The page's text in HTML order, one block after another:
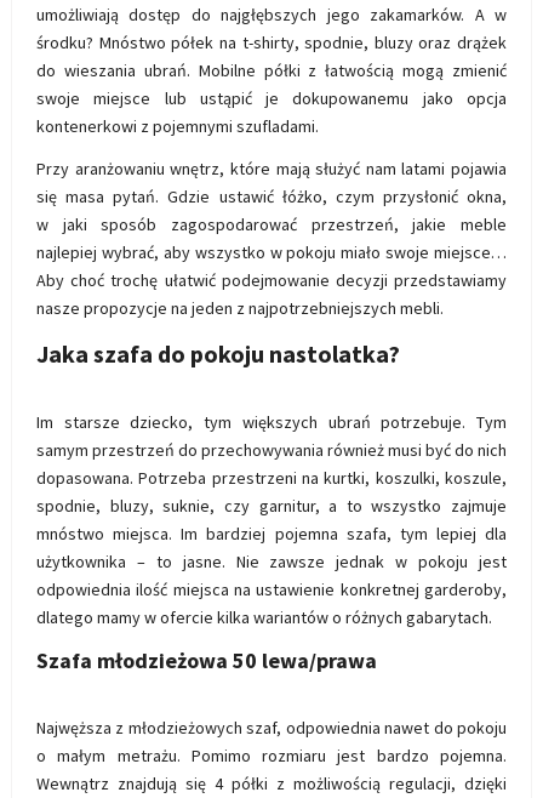
umożliwiają dostęp do najgłębszych jego zakamarków. A w
środku? Mnóstwo półek na t-shirty, spodnie, bluzy oraz drążek
do wieszania ubrań. Mobilne półki z łatwością mogą zmienić
swoje miejsce lub ustąpić je dokupowanemu jako opcja
kontenerkowi z pojemnymi szufladami.
Przy aranżowaniu wnętrz, które mają służyć nam latami pojawia
się masa pytań. Gdzie ustawić łóżko, czym przysłonić okna,
w jaki sposób zagospodarować przestrzeń, jakie meble
najlepiej wybrać, aby wszystko w pokoju miało swoje miejsce…
Aby choć trochę ułatwić podejmowanie decyzji przedstawiamy
nasze propozycje na jeden z najpotrzebniejszych mebli.
Jaka szafa do pokoju nastolatka?
Im starsze dziecko, tym większych ubrań potrzebuje. Tym
samym przestrzeń do przechowywania również musi być do nich
dopasowana. Potrzeba przestrzeni na kurtki, koszulki, koszule,
spodnie, bluzy, suknie, czy garnitur, a to wszystko zajmuje
mnóstwo miejsca. Im bardziej pojemna szafa, tym lepiej dla
użytkownika – to jasne. Nie zawsze jednak w pokoju jest
odpowiednia ilość miejsca na ustawienie konkretnej garderoby,
dlatego mamy w ofercie kilka wariantów o różnych gabarytach.
Szafa młodzieżowa 50 lewa/prawa
Najwęższa z młodzieżowych szaf, odpowiednia nawet do pokoju
o małym metrażu. Pomimo rozmiaru jest bardzo pojemna.
Wewnątrz znajdują się 4 półki z możliwością regulacji, dzięki